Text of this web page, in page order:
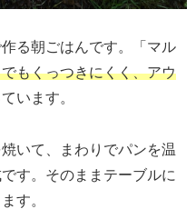
る朝ごはんです。「マル
もくっつきにくく、アウ
います。
いて、まわりでパンを温
す。そのままテーブルに
す。